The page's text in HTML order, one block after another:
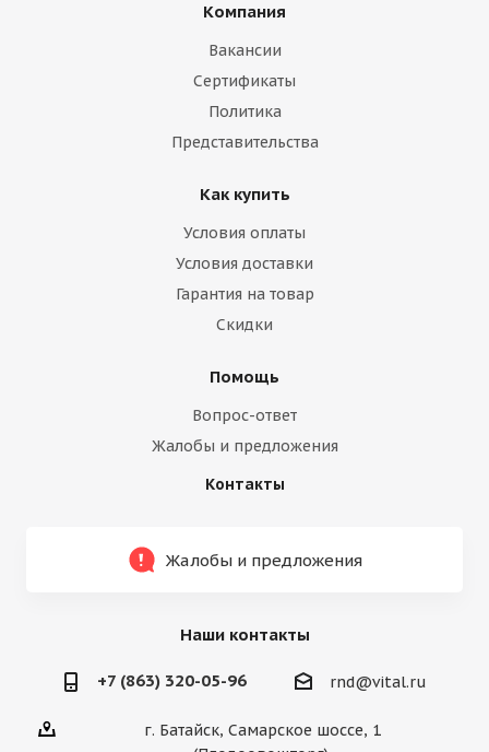
Компания
Вакансии
Сертификаты
Политика
Представительства
Как купить
Условия оплаты
Условия доставки
Гарантия на товар
Скидки
Помощь
Вопрос-ответ
Жалобы и предложения
Контакты
Жалобы и предложения
Наши контакты
+7 (863) 320-05-96 rnd@vital.ru
г. Батайск, Самарское шоссе, 1